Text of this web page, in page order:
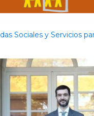
Sociales y Servicios